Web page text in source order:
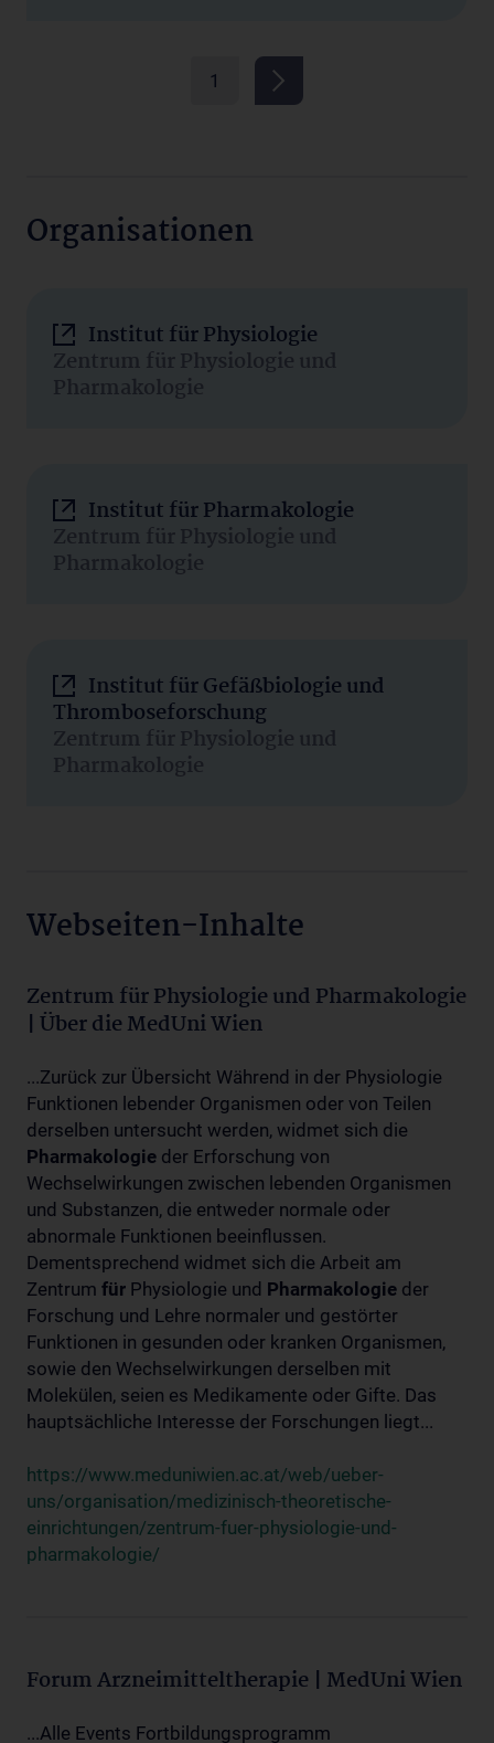
1
Organisationen
Institut für Physiologie
Zentrum für Physiologie und
Pharmakologie
Institut für Pharmakologie
Zentrum für Physiologie und
Pharmakologie
Institut für Gefäßbiologie und
Thromboseforschung
Zentrum für Physiologie und
Pharmakologie
Webseiten-Inhalte
Zentrum für Physiologie und Pharmakologie
| Über die MedUni Wien
...Zurück zur Übersicht Während in der Physiologie
Funktionen lebender Organismen oder von Teilen
derselben untersucht werden, widmet sich die
Pharmakologie der Erforschung von
Wechselwirkungen zwischen lebenden Organismen
und Substanzen, die entweder normale oder
abnormale Funktionen beeinflussen.
Dementsprechend widmet sich die Arbeit am
Zentrum für Physiologie und Pharmakologie der
Forschung und Lehre normaler und gestörter
Funktionen in gesunden oder kranken Organismen,
sowie den Wechselwirkungen derselben mit
Molekülen, seien es Medikamente oder Gifte. Das
hauptsächliche Interesse der Forschungen liegt...
https://www.meduniwien.ac.at/web/ueber-
uns/organisation/medizinisch-theoretische-
einrichtungen/zentrum-fuer-physiologie-und-
pharmakologie/
Forum Arzneimitteltherapie | MedUni Wien
...Alle Events Fortbildungsprogramm